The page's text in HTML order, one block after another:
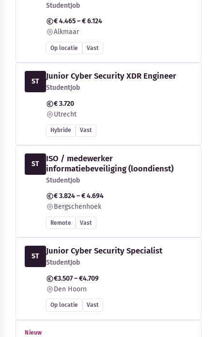
StudentJob
€ 4.465 – € 6.124
Alkmaar
Op locatie Vast
ST
Junior Cyber Security XDR Engineer
StudentJob
€ 3.720
Utrecht
Hybride Vast
ST
ISO / medewerker
informatiebeveiliging (loondienst)
StudentJob
€ 3.824 – € 4.694
Bergschenhoek
Remote Vast
ST
Junior Cyber Security Specialist
StudentJob
€3.507 – €4.709
Den Hoorn
Op locatie Vast
Nieuw